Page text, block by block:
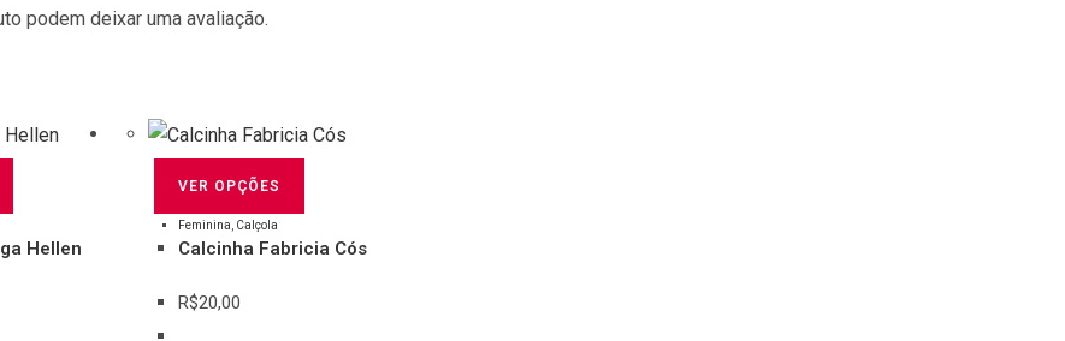
podem deixar uma avaliação.
Hellen
VER OPÇÕES
Feminina Calçola
Calcinha Fabricia Cós
R$20,00